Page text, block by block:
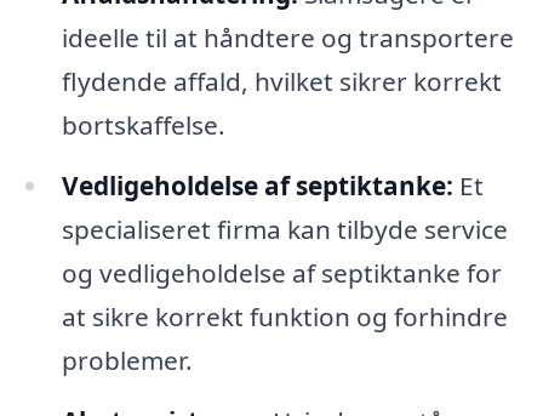
ideelle til at håndtere og transportere
flydende affald, hvilket sikrer korrekt
bortskaffelse.
Vedligeholdelse af septiktanke: Et
specialiseret firma kan tilbyde service
og vedligeholdelse af septiktanke for
at sikre korrekt funktion og forhindre
problemer.